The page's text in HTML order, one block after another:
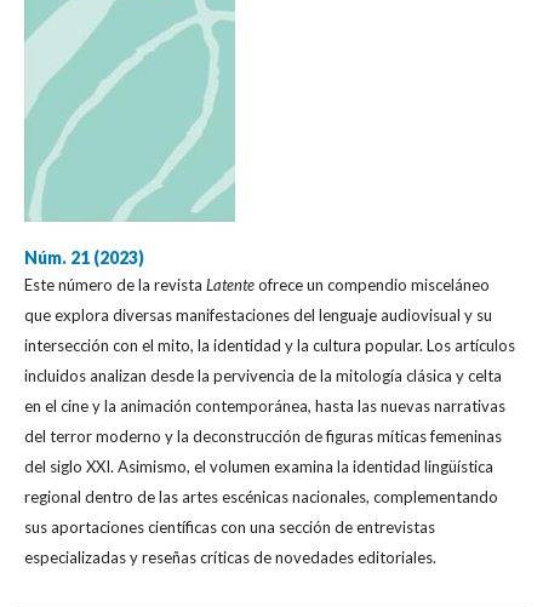
Núm. 21 (2023)
Este número de la revista Latenteofrece un compendio misceláneo
que explora diversas manifestaciones del lenguaje audiovisual y su
intersección con el mito, la identidad y la cultura popular. Los artículos
incluidos analizan desde la pervivencia de la mitología clásica y celta
en el cine y la animación contemporánea, hasta las nuevas narrativas
del terror moderno y la deconstrucción de figuras míticas femeninas
del siglo XXI. Asimismo, el volumen examina la identidad lingüística
regional dentro de las artes escénicas nacionales, complementando
sus aportaciones científicas con una sección de entrevistas
especializadas y reseñas críticas de novedades editoriales.